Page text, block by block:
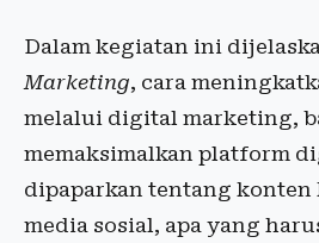
Dalam kegiatan ini
Marketing, cara
melalui digital marketing,
memaksimalkan platform
dipaparkan tentang
media sosial, apa yang